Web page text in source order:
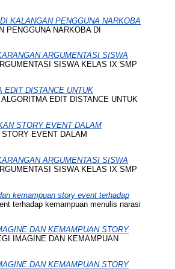
KALANGAN PENGGUNA NARKOBA
PENGGUNA NARKOBA DI
ARGUMENTASI SISWA
SISWA KELAS IX SMP
EDIT DISTANCE UNTUK
EDIT DISTANCE UNTUK
STORY EVENT DALAM
EVENT DALAM
ARGUMENTASI SISWA
SISWA KELAS IX SMP
kemampuan story event terhadap
terhadap kemampuan menulis narasi
DAN KEMAMPUAN STORY
IMAGINE DAN KEMAMPUAN
DAN KEMAMPUAN STORY